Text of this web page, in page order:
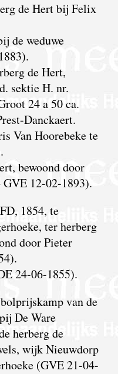
de Hert bij Felix
de weduwe
de Hert,
sektie H. nr.
24 a 50 ca.
Danckaert.
Van Hoorebeke te
bewoond door
12-02-1893).
1854, te
ter herberg
door Pieter
24-06-1855).
van de
De Ware
herberg de
wijk Nieuwdorp
(GVE 21-04-